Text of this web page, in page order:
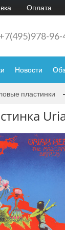
Оплата
+7(495)978-96-
Новости
пластинки